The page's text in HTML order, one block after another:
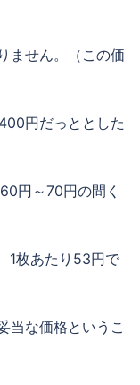
ません。（この価
円だっととした
円～70円の間く
1枚あたり53円で
当な価格というこ